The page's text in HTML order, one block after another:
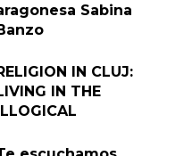
Sabina
IN CLUJ:
IN THE
ILLOGICAL